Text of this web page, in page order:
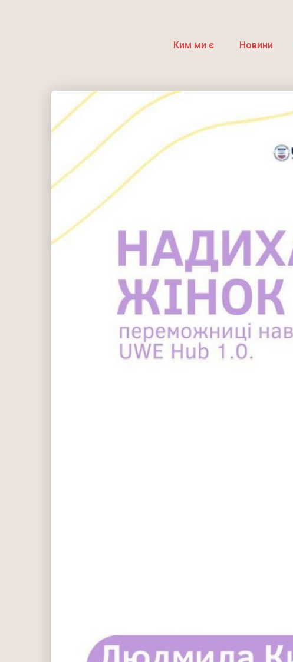
Ким ми є Новини